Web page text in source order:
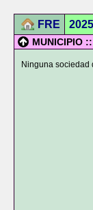
FRE
MUNICIPIO
Ninguna sociedad